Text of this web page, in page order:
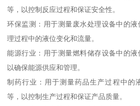
等，以控制反应过程和保证安全性。
环保监测：用于测量废水处理设备中的
理过程中的液位变化和流量。
能源行业：用于测量燃料储存设备中的液
以确保能源供应和管理。
制药行业：用于测量药品生产过程中的
等，以控制生产过程和保证产品质量。